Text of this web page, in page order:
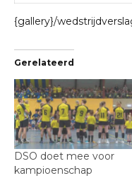
{gallery}/
Gerelateerd
DSO doet mee voor
kampioenschap